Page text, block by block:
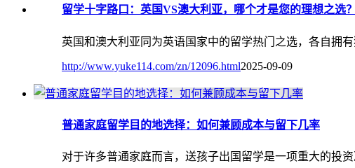
留学十字路口：英国VS澳大利亚，哪个才是您的理想之选？
英国和澳大利亚同为英语国家中的留学热门之选，各自拥
http://www.yuke114.com/zn/12096.html2025-09-09
普通家庭留学目的地选择：如何兼顾成本与留下几率
对于许多普通家庭而言，送孩子出国留学是一项重大的投